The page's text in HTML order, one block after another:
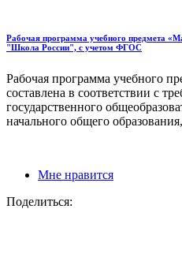
Рабочая программа учебного предмета
"Школа России", с учетом ФГОС
Рабочая программа учебного
составлена в соответствии с
государственного
начального общего
Мне нравится
Поделиться: